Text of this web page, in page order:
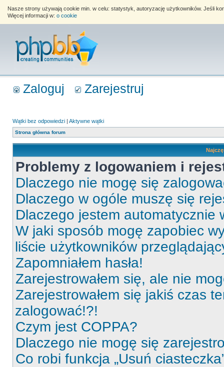
Nasze strony używają cookie min. w celu: statystyk, autoryzację użytkowników. Jeśli
Więcej informacji w: o cookie
Zaloguj Zarejestruj
Wątki bez odpowiedzi | Aktywne wątki
Strona główna forum
Problemy z logowaniem i
Dlaczego nie mogę się
Dlaczego w ogóle muszę się
Dlaczego jestem automatycznie
W jaki sposób mogę zapobiec
liście użytkowników
Zapomniałem hasła!
Zarejestrowałem się, ale nie
Zarejestrowałem się jakiś czas
zalogować!?!
Czym jest COPPA?
Dlaczego nie mogę się
Co robi funkcja „Usuń